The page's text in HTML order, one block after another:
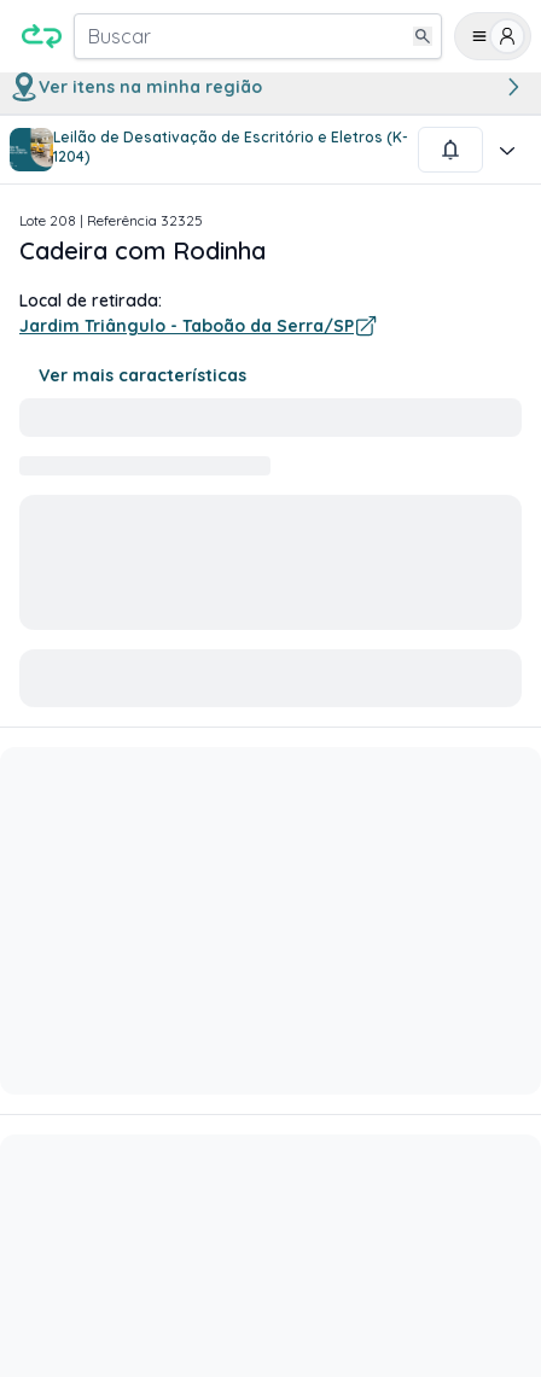
Buscar
Ver itens na minha região
Leilão de Desativação de Escritório e Eletros (K-
1204)
1/1
Lote 208 | Referência 32325
Cadeira com Rodinha
Local de retirada:
Jardim Triângulo - Taboão da Serra/SP
Ver mais características